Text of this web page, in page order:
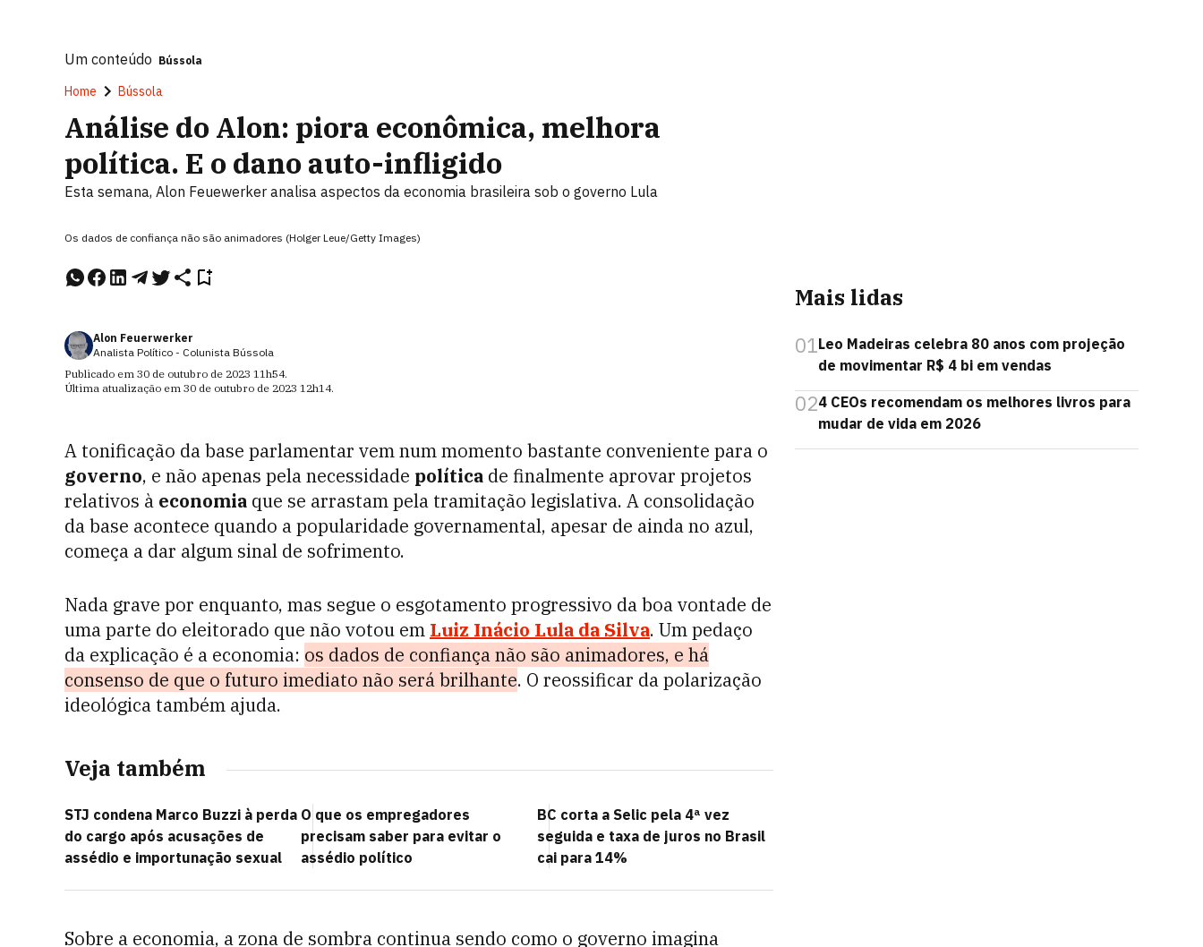
Um conteúdo Bússola
Home Bússola
Análise do Alon: piora econômica, melhora
política. E o dano auto-infligido
Esta semana, Alon Feuewerker analisa aspectos da economia brasileira sob o governo Lula
Os dados de confiança não são animadores (Holger Leue/Getty Images)
Alon Feuerwerker
Analista Político - Colunista Bússola
Publicado em 30 de outubro de 2023 11h54.
Última atualização em 30 de outubro de 2023 12h14.
A tonificação da base parlamentar vem num momento bastante conveniente para o
governo, e não apenas pela necessidade política de finalmente aprovar projetos
relativos à economia que se arrastam pela tramitação legislativa. A consolidação
da base acontece quando a popularidade governamental, apesar de ainda no azul,
começa a dar algum sinal de sofrimento.
Nada grave por enquanto, mas segue o esgotamento progressivo da boa vontade de
uma parte do eleitorado que não votou em Luiz Inácio Lula da Silva. Um pedaço
da explicação é a economia: os dados de confiança não são animadores, e há
consenso de que o futuro imediato não será brilhante. O reossificar da polarização
ideológica também ajuda.
Veja também
STJ condena Marco Buzzi à perda
do cargo após acusações de
assédio e importunação sexual
O que os empregadores
precisam saber para evitar o
assédio político
BC corta a Selic pela 4ª vez
seguida e taxa de juros no Brasil
cai para 14%
Sobre a economia, a zona de sombra continua sendo como o governo imagina
Mais lidas
01Leo Madeiras celebra 80 anos com projeção
de movimentar R$ 4 bi em vendas
024 CEOs recomendam os melhores livros para
mudar de vida em 2026